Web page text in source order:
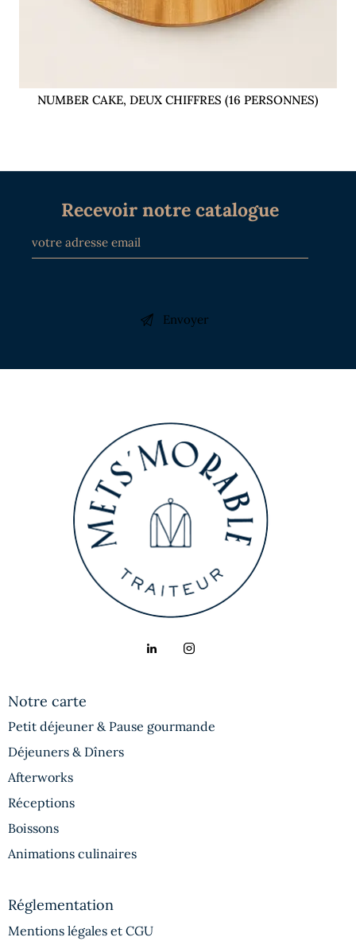
NUMBER CAKE, DEUX CHIFFRES (16 PERSONNES)
Recevoir notre catalogue
Notre carte
Petit déjeuner & Pause gourmande
Déjeuners & Dîners
Afterworks
Réceptions
Boissons
Animations culinaires
Réglementation
Mentions légales et CGU